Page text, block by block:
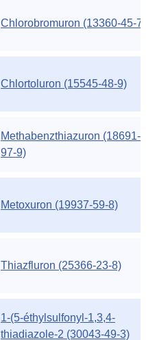
Chlorobromuron (13360-45-7)
Chlortoluron (15545-48-9)
Methabenzthiazuron (18691-
97-9)
Metoxuron (19937-59-8)
Thiazfluron (25366-23-8)
1-(5-éthylsulfonyl-1,3,4-
thiadiazole-2 (30043-49-3)